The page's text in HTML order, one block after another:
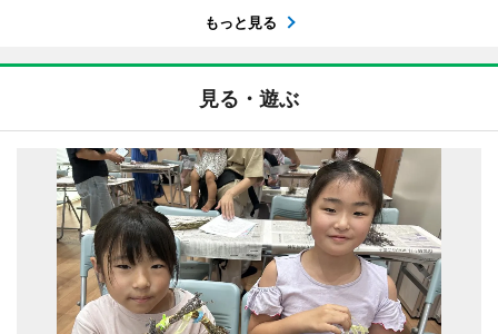
もっと見る
見る・遊ぶ